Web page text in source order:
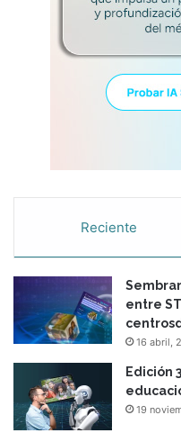
Reciente
entre
16 abril,
Edición
19